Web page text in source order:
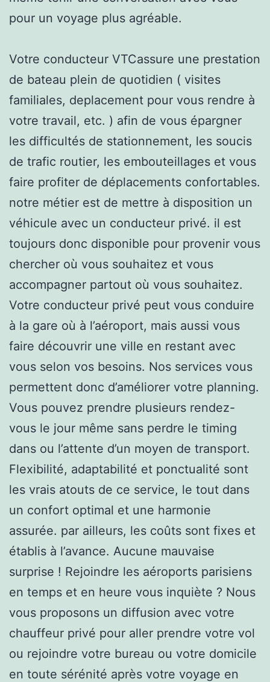
pour un voyage plus agréable.
Votre conducteur VTCassure une prestation
de bateau plein de quotidien ( visites
familiales, deplacement pour vous rendre à
votre travail, etc. ) afin de vous épargner
les difficultés de stationnement, les soucis
de trafic routier, les embouteillages et vous
faire profiter de déplacements confortables.
notre métier est de mettre à disposition un
véhicule avec un conducteur privé. il est
toujours donc disponible pour provenir vous
chercher où vous souhaitez et vous
accompagner partout où vous souhaitez.
Votre conducteur privé peut vous conduire
à la gare où à l’aéroport, mais aussi vous
faire découvrir une ville en restant avec
vous selon vos besoins. Nos services vous
permettent donc d’améliorer votre planning.
Vous pouvez prendre plusieurs rendez-
vous le jour même sans perdre le timing
dans ou l’attente d’un moyen de transport.
Flexibilité, adaptabilité et ponctualité sont
les vrais atouts de ce service, le tout dans
un confort optimal et une harmonie
assurée. par ailleurs, les coûts sont fixes et
établis à l’avance. Aucune mauvaise
surprise ! Rejoindre les aéroports parisiens
en temps et en heure vous inquiète ? Nous
vous proposons un diffusion avec votre
chauffeur privé pour aller prendre votre vol
ou rejoindre votre bureau ou votre domicile
en toute sérénité après votre voyage en